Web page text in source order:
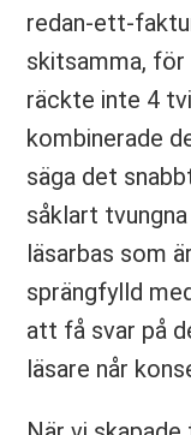
redan-ett-
skitsamma, för
räckte inte 4
kombinerade
säga det
såklart
läsarbas som
sprängfylld
att få svar på
läsare når